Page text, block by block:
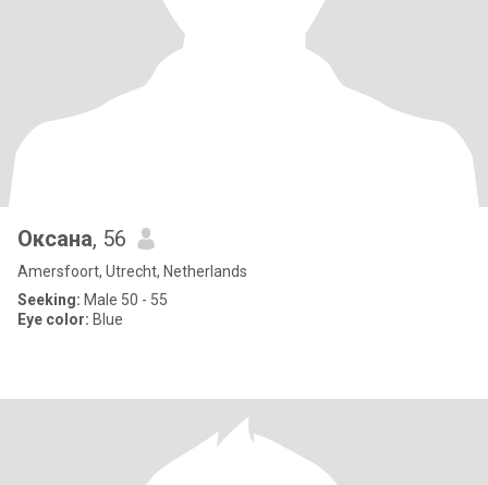
Оксана, 56
Amersfoort, Utrecht, Netherlands
Seeking: Male 50 - 55
Eye color: Blue